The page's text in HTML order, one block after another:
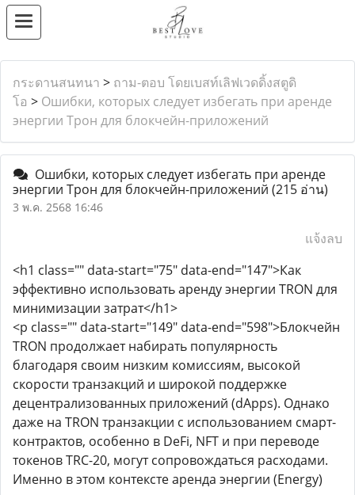
กระดานสนทนา > ถาม-ตอบ โดยเบสท์เลิฟเวดดิ้งสตูดิ
โอ > Ошибки, которых следует избегать при аренде
энергии Трон для блокчейн-приложений
Ошибки, которых следует избегать при аренде
энергии Трон для блокчейн-приложений (215 อ่าน)
3 พ.ค. 2568 16:46
แจ้งลบ
<h1 class="" data-start="75" data-end="147">Как
эффективно использовать аренду энергии TRON для
минимизации затрат</h1>
<p class="" data-start="149" data-end="598">Блокчейн
TRON продолжает набирать популярность
благодаря своим низким комиссиям, высокой
скорости транзакций и широкой поддержке
децентрализованных приложений (dApps). Однако
даже на TRON транзакции с использованием смарт-
контрактов, особенно в DeFi, NFT и при переводе
токенов TRC-20, могут сопровождаться расходами.
Именно в этом контексте аренда энергии (Energy)